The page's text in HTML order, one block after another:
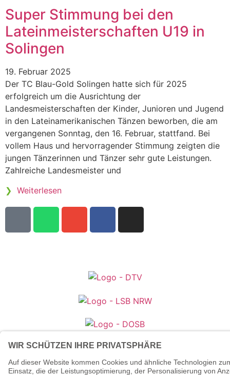
Super Stimmung bei den
Lateinmeisterschaften U19 in
Solingen
19. Februar 2025
Der TC Blau-Gold Solingen hatte sich für 2025
erfolgreich um die Ausrichtung der
Landesmeisterschaften der Kinder, Junioren und Jugend
in den Lateinamerikanischen Tänzen beworben, die am
vergangenen Sonntag, den 16. Februar, stattfand. Bei
vollem Haus und hervorragender Stimmung zeigten die
jungen Tänzerinnen und Tänzer sehr gute Leistungen.
Zahlreiche Landesmeister und
❯ Weiterlesen
© 2026 - Tanzsportverband